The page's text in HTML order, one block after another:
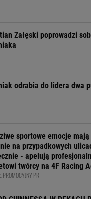
Załęski poprowadzi
odrabia do lidera dwa
sportowe emocje
na przypadkowych
- apelują
twórcy na 4F Racing
PROMOCYJNY PR